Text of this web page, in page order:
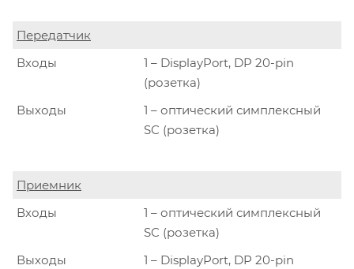
Передатчик
Входы
1 – DisplayPort, DP 20-pin
(розетка)
Выходы
1 – оптический симплексный
SC (розетка)
Приемник
Входы
1 – оптический симплексный
SC (розетка)
Выходы
1 – DisplayPort, DP 20-pin